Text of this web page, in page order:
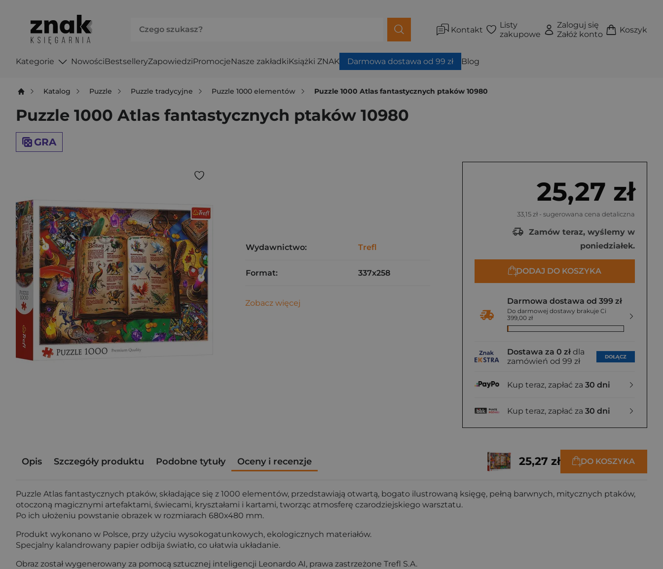
Kontakt
Listy
zakupowe
Zaloguj się
Załóż konto
Koszyk
Kategorie NowościBestselleryZapowiedziPromocjeNasze zakładkiKsiążki ZNAK Darmowa dostawa od 99 zł Blog
Katalog Puzzle Puzzle tradycyjne Puzzle 1000 elementów Puzzle 1000 Atlas fantastycznych ptaków 10980
Puzzle 1000 Atlas fantastycznych ptaków 10980
GRA
25,27 zł
33,15 zł - sugerowana cena detaliczna
Zamów teraz, wyślemy w
poniedziałek.
DODAJ DO KOSZYKA
Darmowa dostawa od 399 zł
Do darmowej dostawy brakuje Ci
399,00 zł
Dostawa za 0 zł dla
zamówień od 99 zł
DOŁĄCZ
Kup teraz, zapłać za 30 dni
Kup teraz, zapłać za 30 dni
Wydawnictwo: Trefl
Format: 337x258
Zobacz więcej
Opis Szczegóły produktu Podobne tytuły Oceny i recenzje 25,27 zł DO KOSZYKA
Puzzle Atlas fantastycznych ptaków, składające się z 1000 elementów, przedstawiają otwartą, bogato ilustrowaną księgę, pełną barwnych, mitycznych ptaków,
otoczoną magicznymi artefaktami, świecami, kryształami i kartami, tworząc atmosferę czarodziejskiego warsztatu.
Po ich ułożeniu powstanie obrazek w rozmiarach 680x480 mm.
Produkt wykonano w Polsce, przy użyciu wysokogatunkowych, ekologicznych materiałów.
Specjalny kalandrowany papier odbija światło, co ułatwia układanie.
Obraz został wygenerowany za pomocą sztucznej inteligencji Leonardo AI, prawa zastrzeżone Trefl S.A.